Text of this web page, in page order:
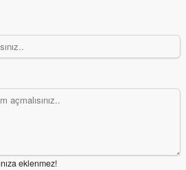
eklenmez!